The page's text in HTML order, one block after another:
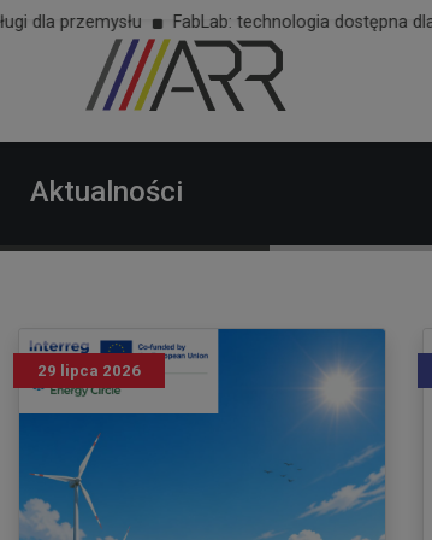
FabLab: technologia dostępna dla każdego
Aktualności
29 lipca 2026